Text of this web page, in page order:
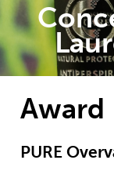
Award
PURE